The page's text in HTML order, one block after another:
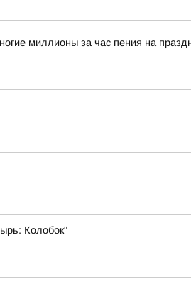
миллионы за час пения на
Колобок"